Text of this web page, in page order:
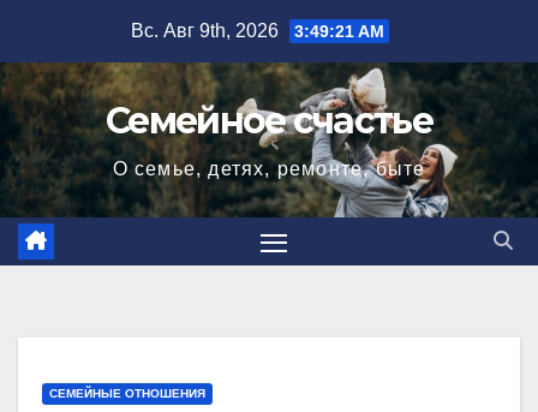
содержимому
Вс. Авг 9th, 2026 3:49:23 AM
Семейное счастье
О семье, детях, ремонте, быте
СЕМЕЙНЫЕ ОТНОШЕНИЯ